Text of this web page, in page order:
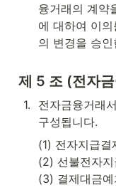
융거래의 계약
에 대하여 이
의 변경을 승
제 5 조 (전자
1.
전자금융거래
구성됩니다.
(1) 전자지급결
(2) 선불전자
(3) 결제대금